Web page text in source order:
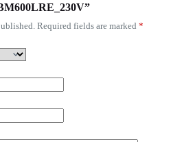
Required fields are marked *